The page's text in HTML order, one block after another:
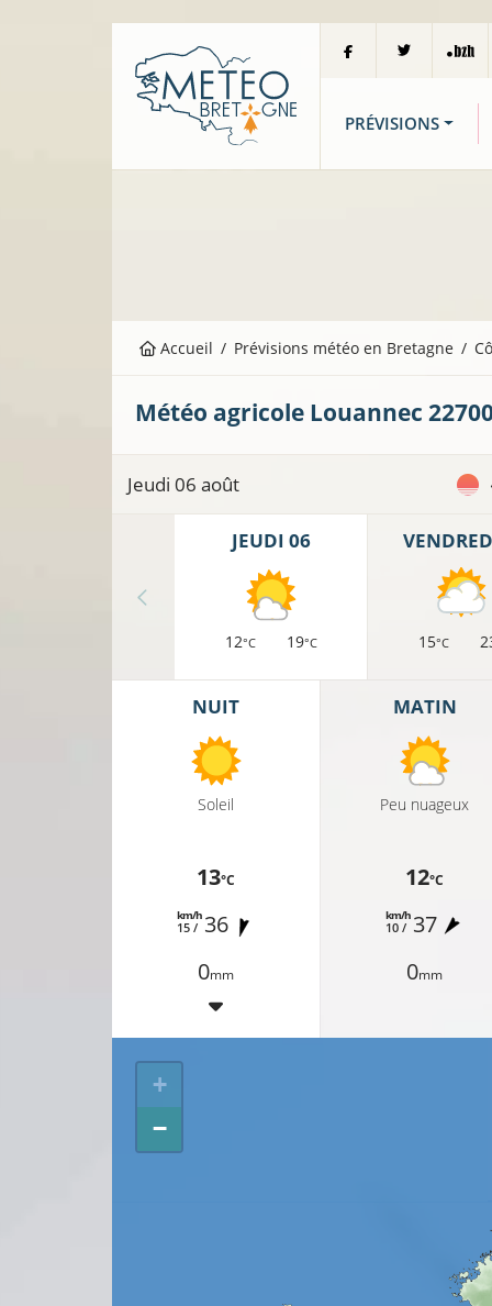
PRÉVISIONS
Accueil Prévisions météo en Bretagne
Météo agricole Louannec
Jeudi 06 août
JEUDI 06
12°C 19°C 15°C
NUIT
Soleil
13°C
15 /
km/h 36
0mm
MATIN
Peu nuageux
12°C
10 /
km/h 37
0mm
+
−